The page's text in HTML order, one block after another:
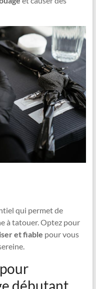
qui permet de
à tatouer. Optez pour
et fiable pour vous
débutant